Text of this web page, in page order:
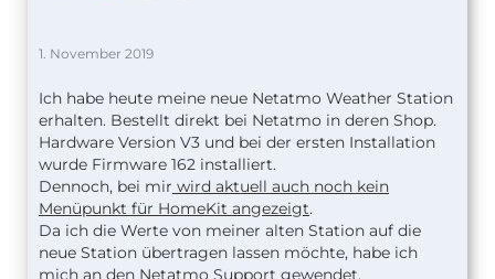
1. November 2019
Ich habe heute meine neue Netatmo Weather Station
erhalten. Bestellt direkt bei Netatmo in deren Shop.
Hardware Version V3 und bei der ersten Installation
wurde Firmware 162 installiert.
Dennoch, bei mir wird aktuell auch noch kein
Menüpunkt für HomeKit angezeigt.
Da ich die Werte von meiner alten Station auf die
neue Station übertragen lassen möchte, habe ich
mich an den Netatmo Support gewendet.